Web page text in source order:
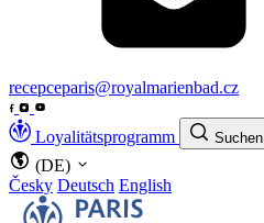
recepceparis@royalmarienbad.cz
Loyalitätsprogramm Suchen
(DE)
Česky Deutsch English